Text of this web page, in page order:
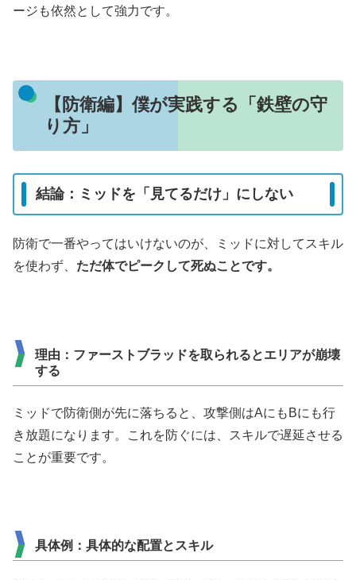
ージも依然として強力です。
【防衛編】僕が実践する「鉄壁の守
り方」
結論：ミッドを「見てるだけ」にしない
防衛で一番やってはいけないのが、ミッドに対してスキル
を使わず、 ただ体でピークして死ぬことです。
理由：ファーストブラッドを取られるとエリアが崩壊
する
ミッドで防衛側が先に落ちると、攻撃側はAにもBにも行
き放題になります。これを防ぐには、スキルで遅延させる
ことが重要です。
具体例：具体的な配置とスキル